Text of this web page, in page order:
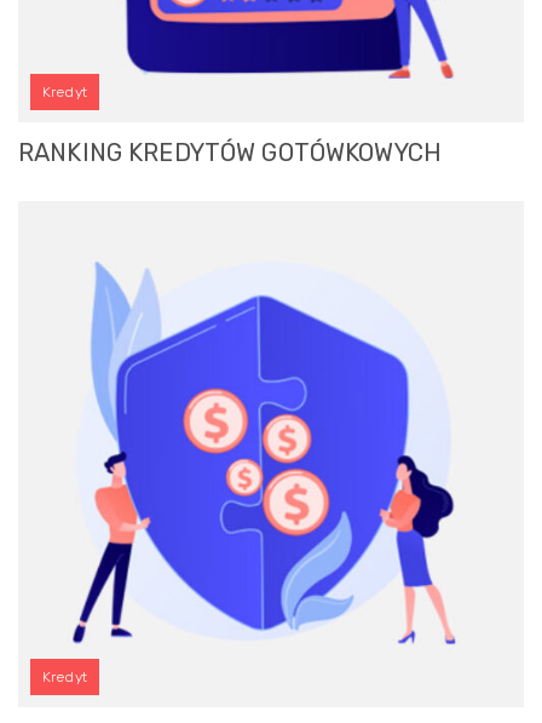
Kredyt
RANKING KREDYTÓW GOTÓWKOWYCH
Kredyt